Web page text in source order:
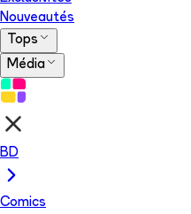
Nouveautés
Tops
Média
BD
Comics